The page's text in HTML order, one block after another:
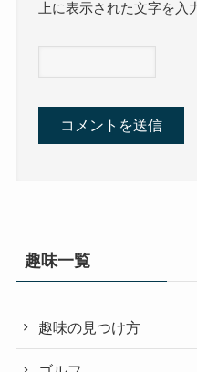
上に表示された文字を入
趣味一覧
趣味の見つけ方